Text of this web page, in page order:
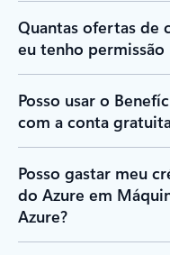
Quantas ofertas de
eu tenho permissão
Posso usar o
com a conta
Posso gastar meu
do Azure em
Azure?